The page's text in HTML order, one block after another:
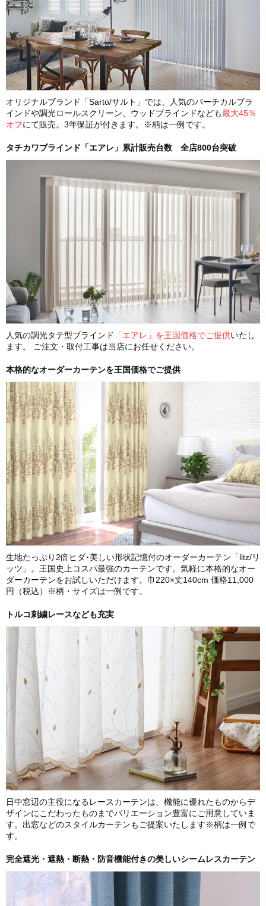
オリジナルブランド「Sarto/サルト」では、人気のバーチカルブラ
インドや調光ロールスクリーン、ウッドブラインドなども最大45％
オフにて販売。3年保証が付きます。※柄は一例です。
タチカワブラインド「エアレ」累計販売台数 全店800台突破
人気の調光タテ型ブラインド 「エアレ」を王国価格でご提供いたし
ます。 ご注文・取付工事は当店にお任せください。
本格的なオーダーカーテンを王国価格でご提供
生地たっぷり2倍ヒダ･美しい形状記憶付のオーダーカーテン「litz/リ
ッツ」。王国史上コスパ最強のカーテンです。気軽に本格的なオー
ダーカーテンをお試しいただけます。巾220×丈140cm 価格11,000
円（税込）※柄・サイズは一例です。
トルコ刺繍レースなども充実
日中窓辺の主役になるレースカーテンは、機能に優れたものからデ
ザインにこだわったものまでバリエーション豊富にご用意していま
す。出窓などのスタイルカーテンもご提案いたします※柄は一例で
す。
完全遮光・遮熱・断熱・防音機能付きの美しいシームレスカーテン